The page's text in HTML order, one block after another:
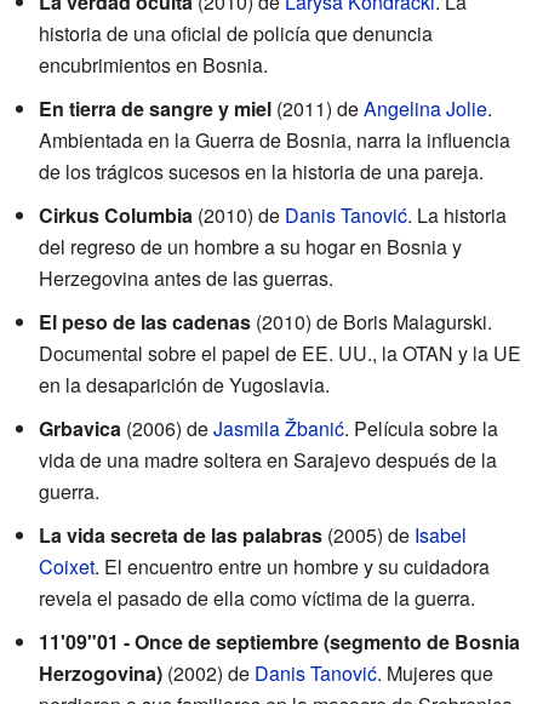
historia de una oficial de policía que denuncia
encubrimientos en Bosnia.
En tierra de sangre y miel (2011) deAngelina Jolie.
Ambientada en la Guerra de Bosnia, narra la influencia
de los trágicos sucesos en la historia de una pareja.
Cirkus Columbia (2010) de Danis Tanović. La historia
del regreso de un hombre a su hogar en Bosnia y
Herzegovina antes de las guerras.
El peso de las cadenas (2010) de Boris Malagurski.
Documental sobre el papel de EE. UU., la OTAN y la UE
en la desaparición de Yugoslavia.
Grbavica (2006) deJasmila Žbanić. Película sobre la
vida de una madre soltera en Sarajevo después de la
guerra.
La vida secreta de las palabras (2005) de Isabel
Coixet. El encuentro entre un hombre y su cuidadora
revela el pasado de ella como víctima de la guerra.
11'09"01 - Once de septiembre (segmento de Bosnia
Herzogovina) (2002) de Danis Tanović. Mujeres que